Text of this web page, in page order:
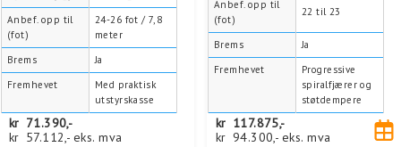
Anbef. opp til
(fot)
24-26 fot / 7,8
meter
Brems
Ja
Fremhevet
Med praktisk
utstyrskasse
kr 71.390,-
kr 57.112,- eks. mva
Anbef. opp til
(fot)
22 til 23
Brems
Ja
Fremhevet
Progressive
spiralfjærer og
støtdempere
kr 117.875,-
kr 94.300,- eks. mva